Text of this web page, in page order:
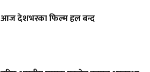
आज देशभरका फिल्म हल बन्द